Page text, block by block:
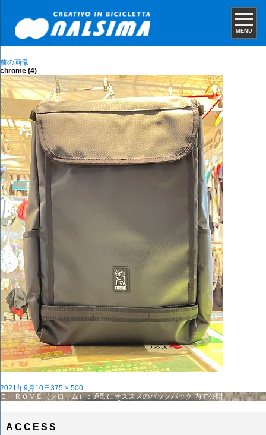
MENU
前の画像
chrome (4)
投
稿
2021年9月10日 フ
ル
375 × 500
投
ゲ
ＣＨＲＯＭＥ（クローム）：通勤にオススメのバックパック 内で公開
ACCESS